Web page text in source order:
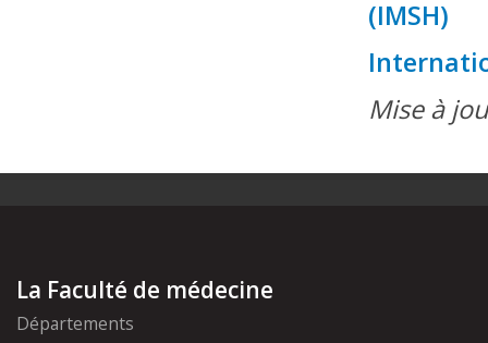
(IMSH)
Mise à
La Faculté de médecine
Départements